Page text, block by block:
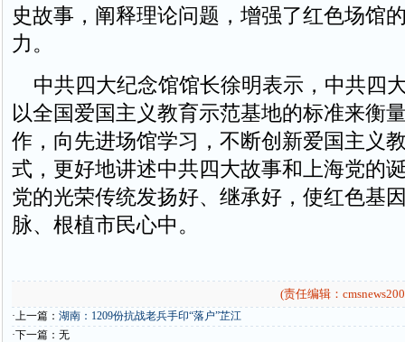
史故事，阐释理论问题，增强了红色场馆
力。
中共四大纪念馆馆长徐明表示，中共四
以全国爱国主义教育示范基地的标准来衡
作，向先进场馆学习，不断创新爱国主义
式，更好地讲述中共四大故事和上海党的
党的光荣传统发扬好、继承好，使红色基
脉、根植市民心中。
(责任编辑：
·上一篇： 湖南：1209份抗战老兵手印“落户”芷江
·下一篇：无